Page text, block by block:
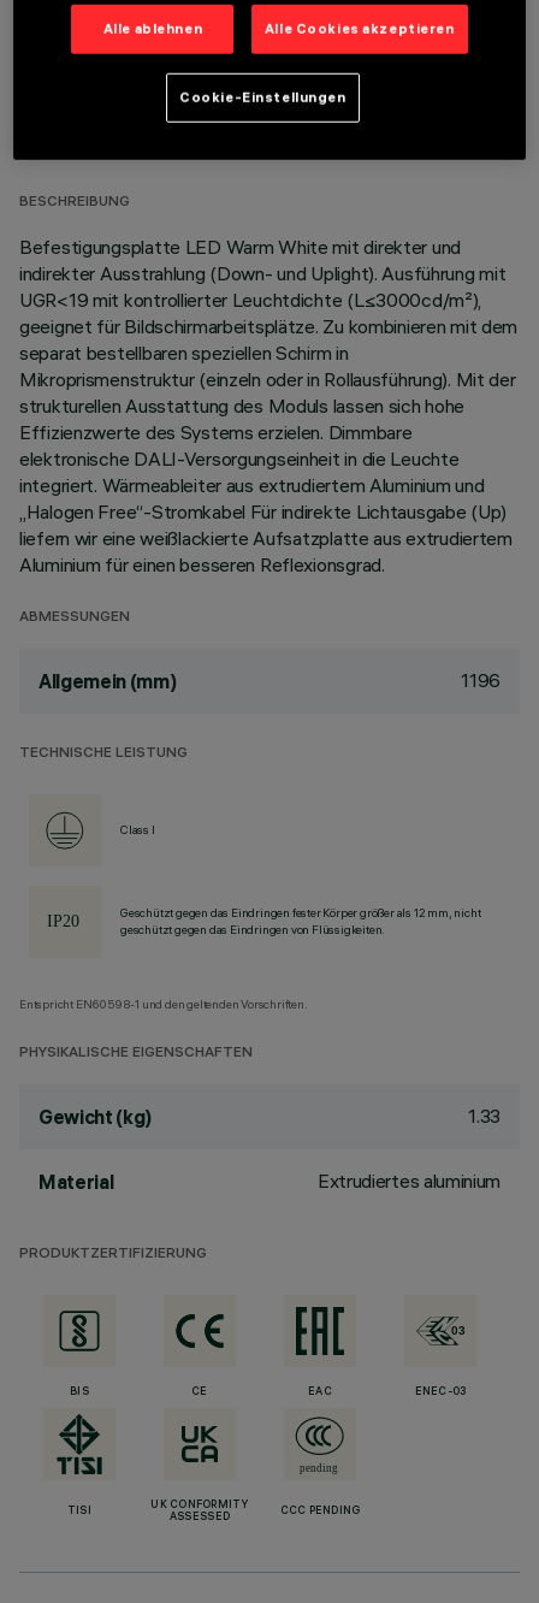
TECHNISCHE DATEN
BESCHREIBUNG
Befestigungsplatte LED Warm White mit direkter und
indirekter Ausstrahlung (Down- und Uplight). Ausführung mit
UGR<19 mit kontrollierter Leuchtdichte (L≤3000cd/m²),
geeignet für Bildschirmarbeitsplätze. Zu kombinieren mit dem
separat bestellbaren speziellen Schirm in
Mikroprismenstruktur (einzeln oder in Rollausführung). Mit der
strukturellen Ausstattung des Moduls lassen sich hohe
Effizienzwerte des Systems erzielen. Dimmbare
elektronische DALI-Versorgungseinheit in die Leuchte
integriert. Wärmeableiter aus extrudiertem Aluminium und
„Halogen Free“-Stromkabel Für indirekte Lichtausgabe (Up)
liefern wir eine weißlackierte Aufsatzplatte aus extrudiertem
Aluminium für einen besseren Reflexionsgrad.
ABMESSUNGEN
Allgemein (mm) 1196
TECHNISCHE LEISTUNG
Class I
Geschützt gegen das Eindringen fester Körper größer als 12 mm, nicht
geschützt gegen das Eindringen von Flüssigkeiten.
Entspricht EN60598-1 und den geltenden Vorschriften.
PHYSIKALISCHE EIGENSCHAFTEN
Gewicht (kg) 1.33
Material Extrudiertes aluminium
PRODUKTZERTIFIZIERUNG
BIS CE EAC ENEC-03
TISI
UK CONFORMITY
ASSESSED
CCC PENDING
Alle ablehnen Alle Cookies akzeptieren
Cookie-Einstellungen